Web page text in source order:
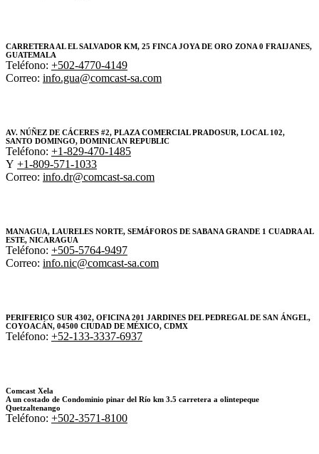
CARRETERA AL EL SALVADOR KM, 25 FINCA JOYA DE ORO ZONA 0 FRAIJANES,
GUATEMALA
Teléfono: +502-4770-4149
Correo: info.gua@comcast-sa.com
AV. NÚÑEZ DE CÁCERES #2, PLAZA COMERCIAL PRADOSUR, LOCAL 102,
SANTO DOMINGO, DOMINICAN REPUBLIC
Teléfono: +1-829-470-1485
Y +1-809-571-1033
Correo: info.dr@comcast-sa.com
MANAGUA, LAURELES NORTE, SEMÁFOROS DE SABANA GRANDE 1 CUADRA AL
ESTE, NICARAGUA
Teléfono: +505-5764-9497
Correo: info.nic@comcast-sa.com
PERIFERICO SUR 4302, OFICINA 201 JARDINES DEL PEDREGAL DE SAN ÁNGEL,
COYOACÁN, 04500 CIUDAD DE MÉXICO, CDMX
Teléfono: +52-133-3337-6937
Comcast Xela
A un costado de Condominio pinar del Río km 3.5 carretera a olintepeque
Quetzaltenango
Teléfono: +502-3571-8100